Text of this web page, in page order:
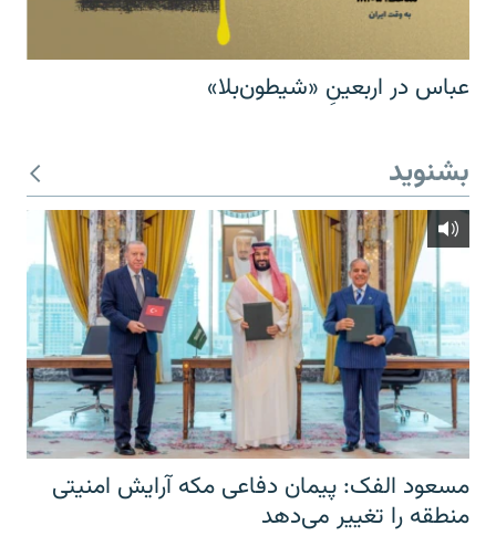
عباس در اربعینِ «شیطون‌بلا»
بشنوید
مسعود الفک: پیمان دفاعی مکه آرایش امنیتی
منطقه را تغییر می‌دهد